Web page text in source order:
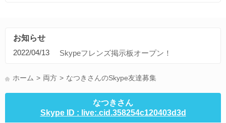
ディズニードリームライトバレー(1)
ブルプロ(1) 募集(1) アニメ(1) プロ野球(1) ボカロ(1)
中日ドラゴンズ(1) 通話可能な方(1) 東京(1) 愛知県(1)
お知らせ
2022/04/13 Skypeフレンズ掲示板オープン！
ホーム 両方 なつきさんのSkype友達募集
なつきさん
Skype ID : live:.cid.358254c120403d3d